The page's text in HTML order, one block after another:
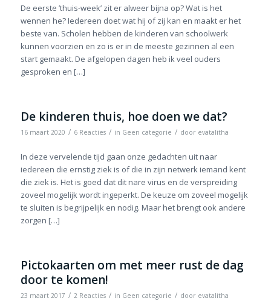
De eerste ’thuis-week’ zit er alweer bijna op? Wat is het
wennen he? Iedereen doet wat hij of zij kan en maakt er het
beste van. Scholen hebben de kinderen van schoolwerk
kunnen voorzien en zo is er in de meeste gezinnen al een
start gemaakt. De afgelopen dagen heb ik veel ouders
gesproken en […]
De kinderen thuis, hoe doen we dat?
16 maart 2020 / 6 Reacties / in Geen categorie / door evatalitha
In deze vervelende tijd gaan onze gedachten uit naar
iedereen die ernstig ziek is of die in zijn netwerk iemand kent
die ziek is. Het is goed dat dit nare virus en de verspreiding
zoveel mogelijk wordt ingeperkt. De keuze om zoveel mogelijk
te sluiten is begrijpelijk en nodig. Maar het brengt ook andere
zorgen […]
Pictokaarten om met meer rust de dag
door te komen!
23 maart 2017 / 2 Reacties / in Geen categorie / door evatalitha